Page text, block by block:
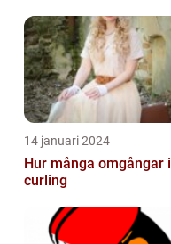
14 januari 2024
Hur många omgångar i
curling